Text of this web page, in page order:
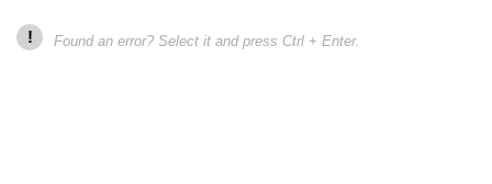
! Found an error? Select it and press Ctrl + Enter.